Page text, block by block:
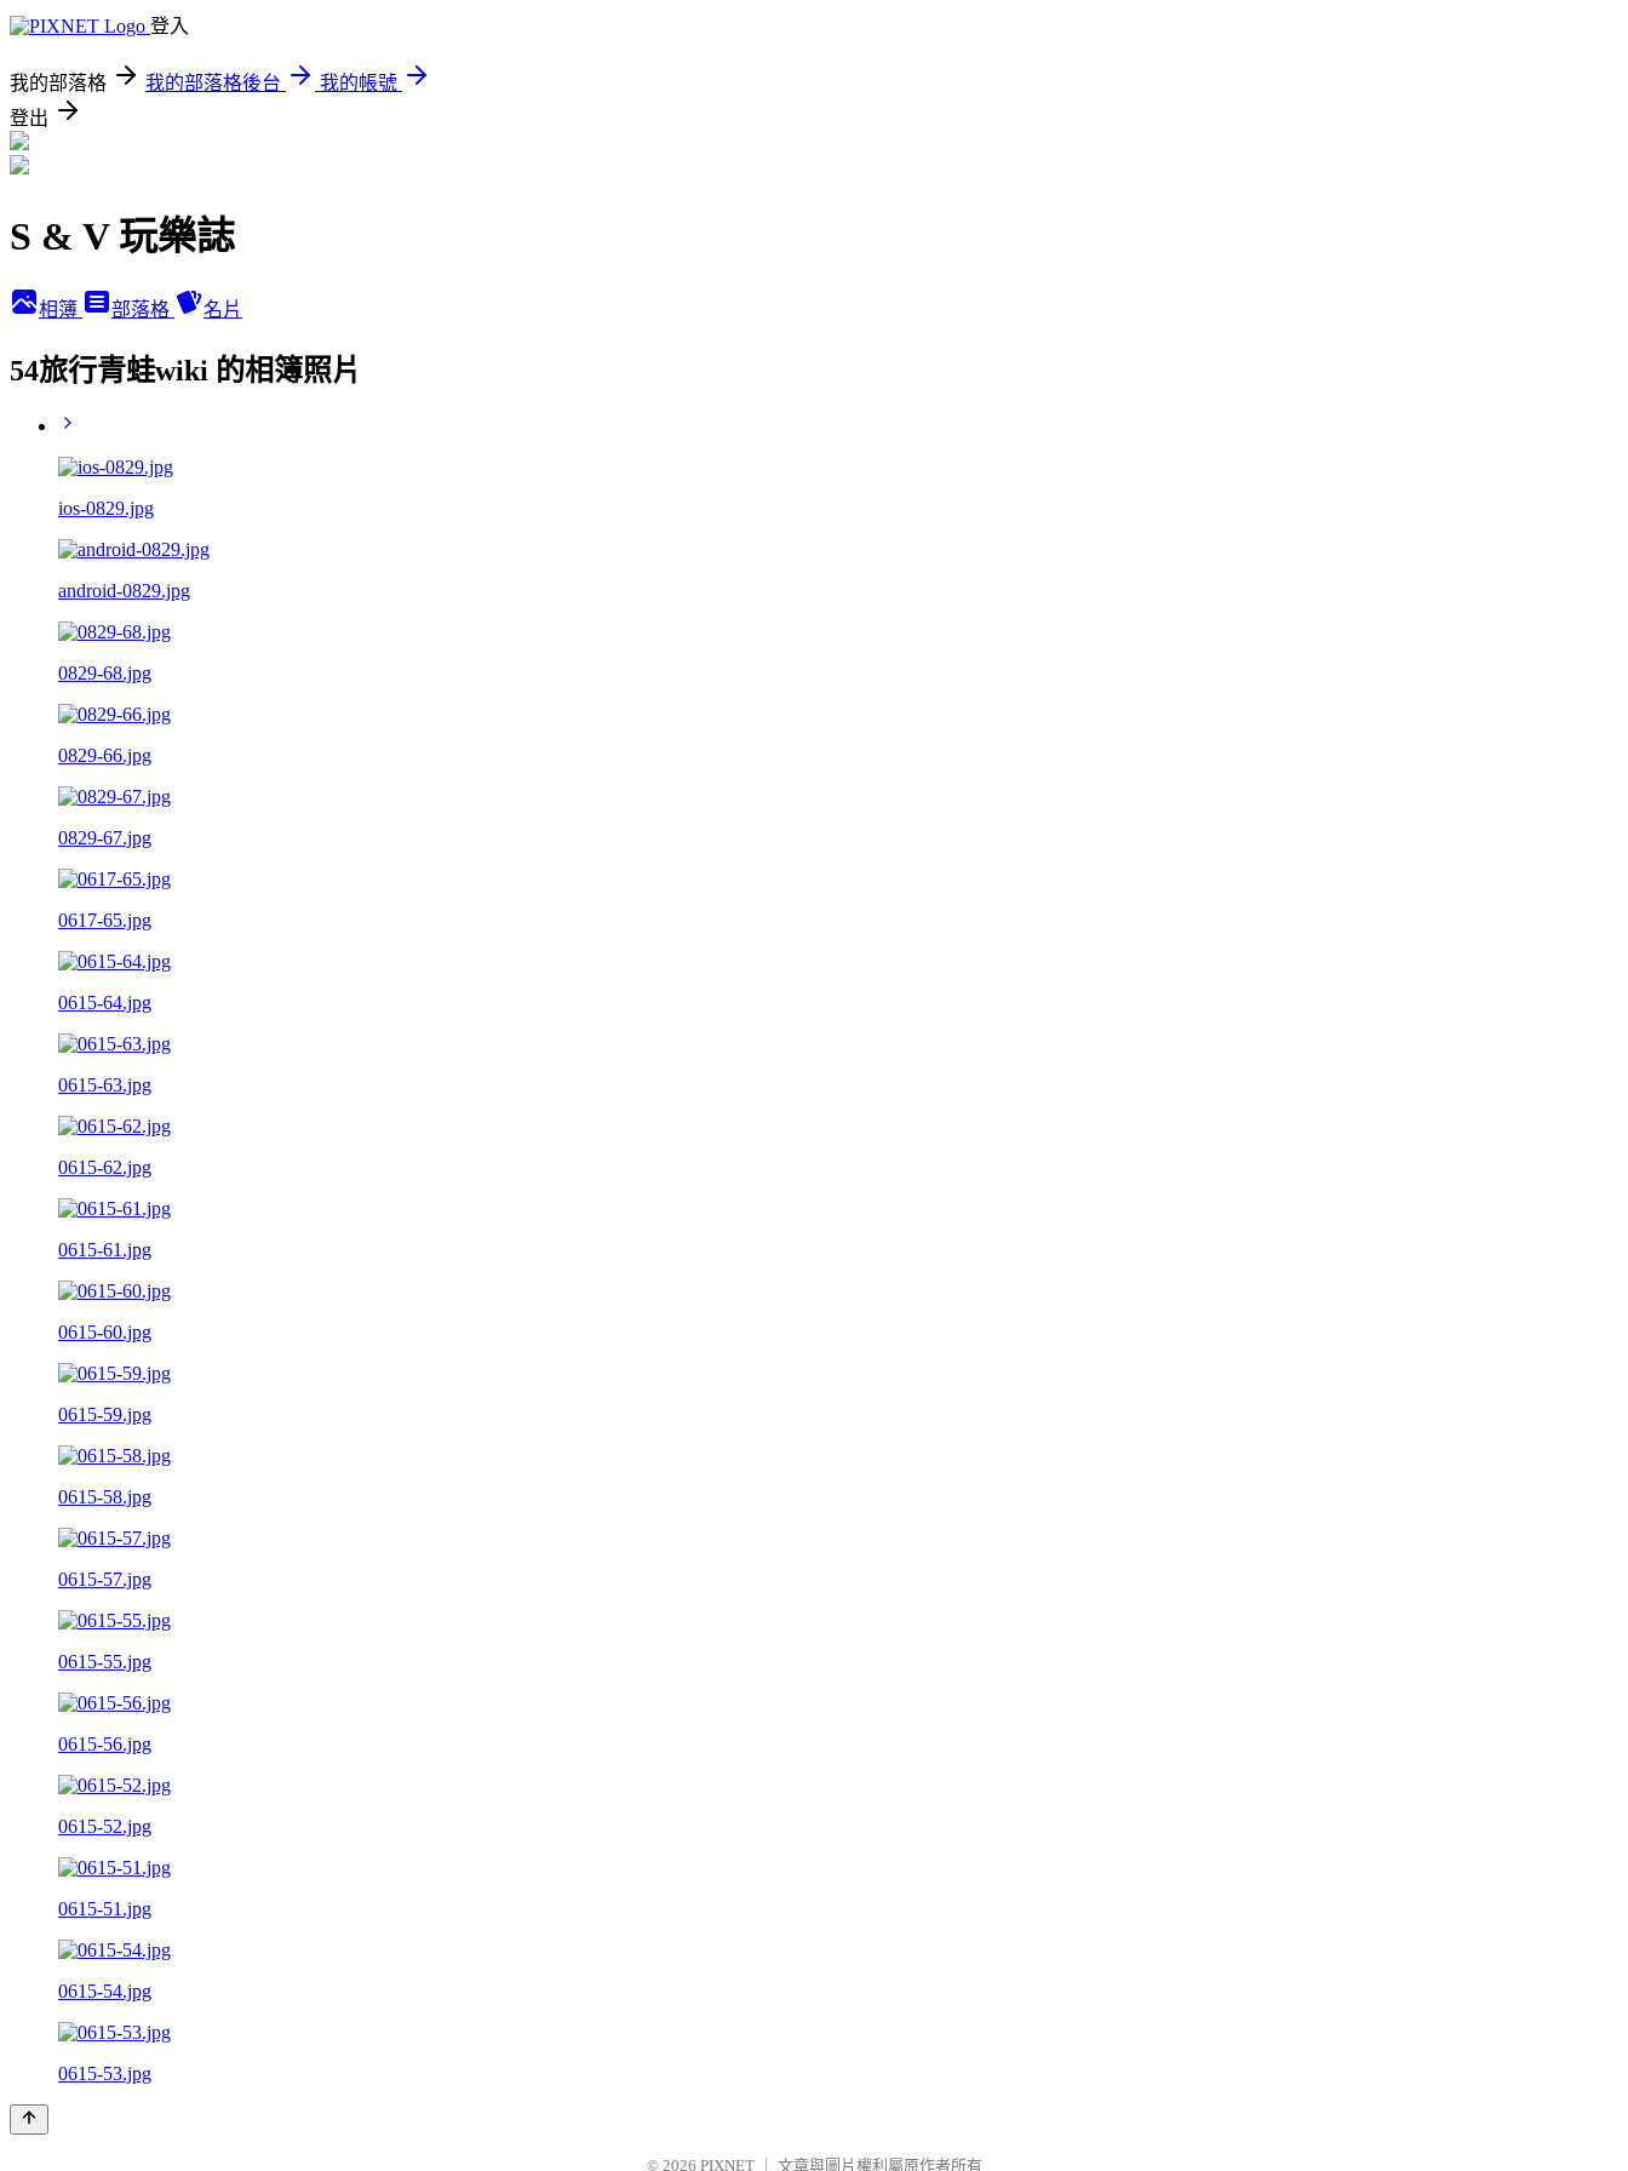
登入
我的部落格 我的部落格後台
我的帳號
登出
S & V 玩樂誌
相簿 部落格 名片
54旅行青蛙wiki 的相簿照片
ios-0829.jpg
android-0829.jpg
0829-68.jpg
0829-66.jpg
0829-67.jpg
0617-65.jpg
0615-64.jpg
0615-63.jpg
0615-62.jpg
0615-61.jpg
0615-60.jpg
0615-59.jpg
0615-58.jpg
0615-57.jpg
0615-55.jpg
0615-56.jpg
0615-52.jpg
0615-51.jpg
0615-54.jpg
0615-53.jpg
© 2026 PIXNET 文章與圖片權利屬原作者所有